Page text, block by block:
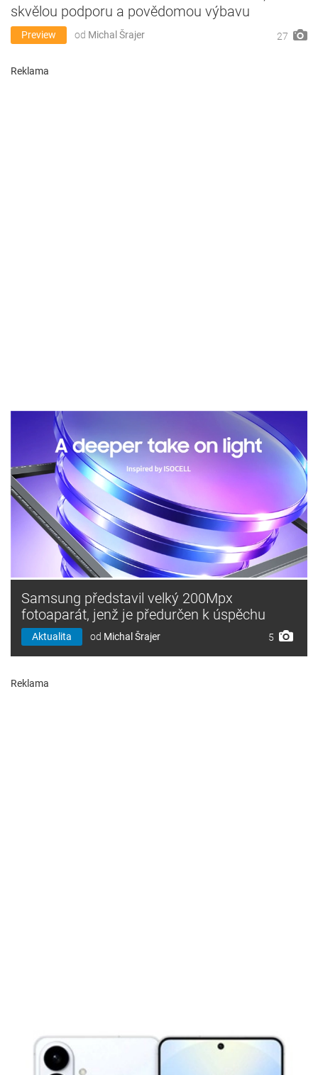
skvělou podporu a povědomou výbavu
Preview od Michal Šrajer 27
Reklama
Samsung představil velký 200Mpx
fotoaparát, jenž je předurčen k úspěchu
Aktualita od Michal Šrajer 5
Reklama